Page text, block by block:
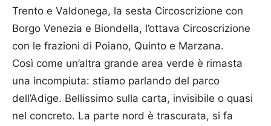
Trento e Valdonega, la sesta Circoscrizione con
Borgo Venezia e Biondella, l’ottava Circoscrizione
con le frazioni di Poiano, Quinto e Marzana.
Così come un’altra grande area verde è rimasta
una incompiuta: stiamo parlando del parco
dell’Adige. Bellissimo sulla carta, invisibile o quasi
nel concreto. La parte nord è trascurata, si fa